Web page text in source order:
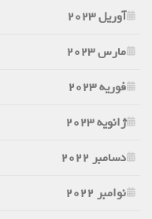
آوریل 2023
مارس 2023
فوریه 2023
ژانویه 2023
دسامبر 2022
نوامبر 2022